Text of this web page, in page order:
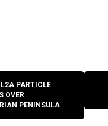
PARTICLE
OVER
PENINSULA